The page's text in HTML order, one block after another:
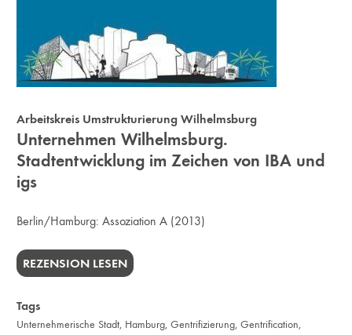
Arbeitskreis Umstrukturierung Wilhelmsburg
Unternehmen Wilhelmsburg.
Stadtentwicklung im Zeichen von IBA und
igs
Berlin/Hamburg:Assoziation A (2013)
REZENSION LESEN
Tags
Unternehmerische Stadt, Hamburg,Gentrifizierung,Gentrification,